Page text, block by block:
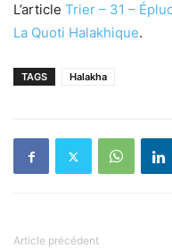
L’article Trier – 31 –
La Quoti Halakhique.
TAGS Halakha
Article précédent